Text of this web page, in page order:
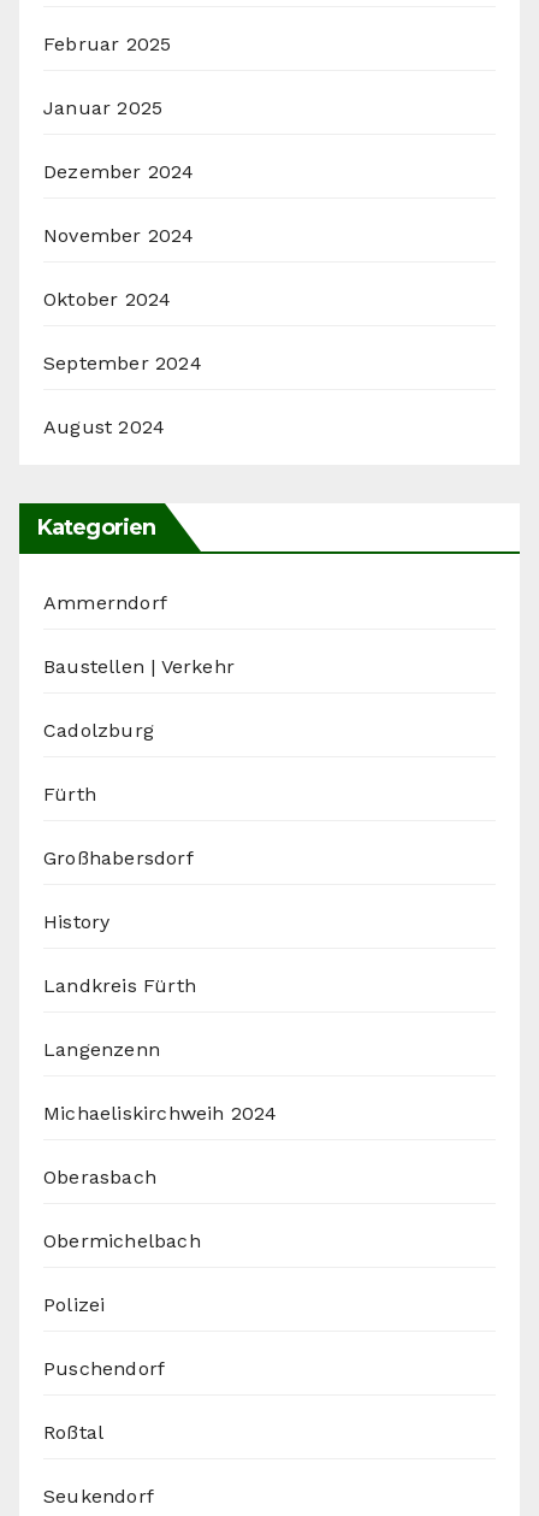
Februar 2025
Januar 2025
Dezember 2024
November 2024
Oktober 2024
September 2024
August 2024
Kategorien
Ammerndorf
Baustellen | Verkehr
Cadolzburg
Fürth
Großhabersdorf
History
Landkreis Fürth
Langenzenn
Michaeliskirchweih 2024
Oberasbach
Obermichelbach
Polizei
Puschendorf
Roßtal
Seukendorf